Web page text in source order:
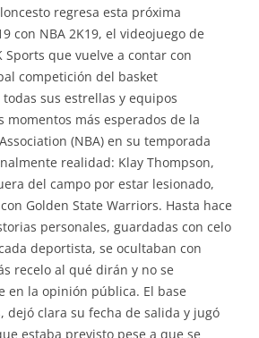
regresa esta próxima
con NBA 2K19, el videojuego de
Sports que vuelve a contar con
competición del basket
sus estrellas y equipos
momentos más esperados de la
(NBA) en su temporada
realidad: Klay Thompson,
del campo por estar lesionado,
Golden State Warriors. Hasta hace
personales, guardadas con celo
deportista, se ocultaban con
recelo al qué dirán y no se
en la opinión pública. El base
dejó clara su fecha de salida y jugó
estaba previsto pese a que se